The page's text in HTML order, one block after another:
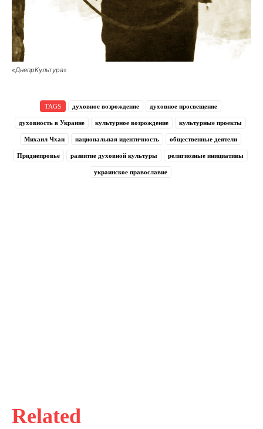
Related
«ДнепрКультура»
TAGS духовное возрождение духовное просвещение
духовность в Украине культурное возрождение культурные проекты
Михаил Чхан национальная идентичность общественные деятели
Приднепровье развитие духовной культуры религиозные инициативы
украинское православие